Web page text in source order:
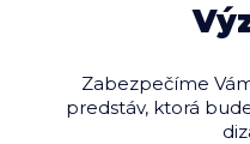
Zabezpečíme
predstáv, ktorá